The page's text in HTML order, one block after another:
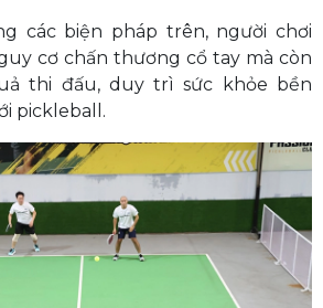
các biện pháp trên, người chơi
cơ chấn thương cổ tay mà còn
thi đấu, duy trì sức khỏe bền
pickleball.